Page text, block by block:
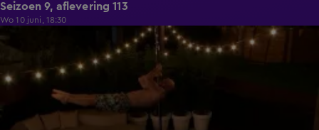
Seizoen 9, aflevering 113
Wo 10 juni, 18:30
21:50